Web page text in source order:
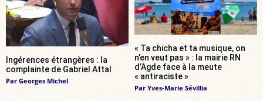
Ingérences étrangères : la
complainte de Gabriel Attal
Par Georges Michel
« Ta chicha et ta musique, on
n’en veut pas » : la mairie RN
d’Agde face à la meute
« antiraciste »
Par Yves-Marie Sévillia